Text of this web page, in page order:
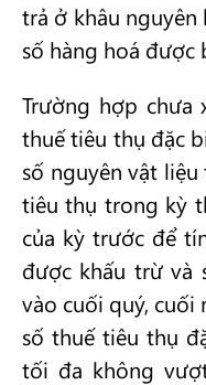
trả ở khâu
số hàng hoá được
Trường hợp chưa
thuế tiêu thụ đặc
số nguyên vật
tiêu thụ trong kỳ
của kỳ trước để
được khấu trừ và
vào cuối quý, cuối
số thuế tiêu thụ
tối đa không